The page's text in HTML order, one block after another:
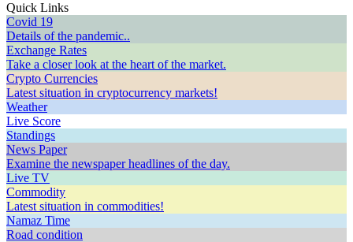
Quick Links
Covid 19
Details of the pandemic..
Exchange Rates
Take a closer look at the heart of the market.
Crypto Currencies
Latest situation in cryptocurrency markets!
Weather
Live Score
Standings
News Paper
Examine the newspaper headlines of the day.
Live TV
Commodity
Latest situation in commodities!
Namaz Time
Road condition